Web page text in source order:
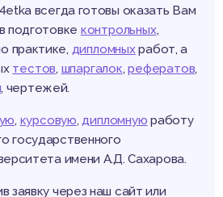
всегда готовы оказать Вам
подготовке контрольных,
практике, дипломныхработ, а
тестов, шпаргалок,рефератов,
, чертежей.
, курсовую,дипломную работу
государственного
имени А.Д. Сахарова.
заявку через наш сайт или